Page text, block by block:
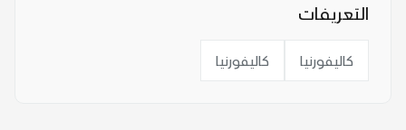
التعريفات
كاليفورنيا كاليفورنيا